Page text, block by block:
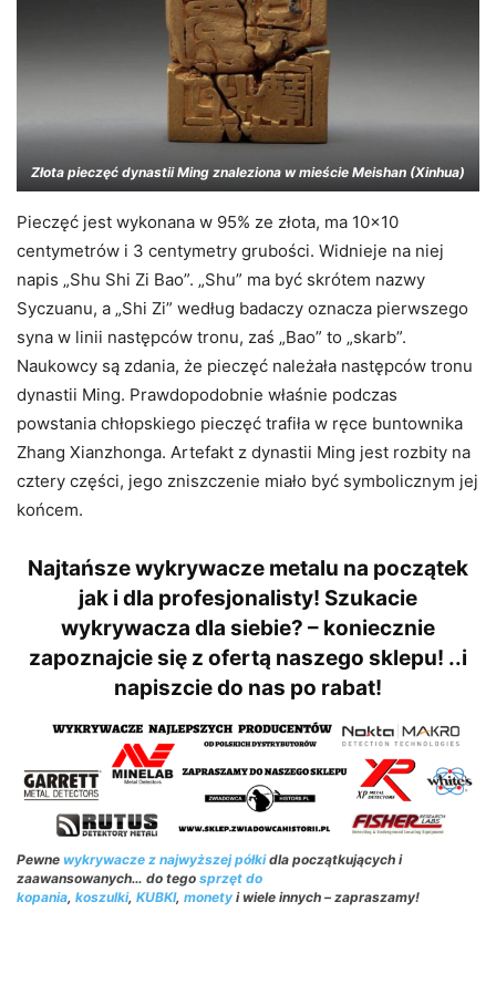
Złota pieczęć dynastii Ming znaleziona w mieście Meishan (Xinhua)
Pieczęć jest wykonana w 95% ze złota, ma 10×10
centymetrów i 3 centymetry grubości. Widnieje na niej
napis „Shu Shi Zi Bao”. „Shu” ma być skrótem nazwy
Syczuanu, a „Shi Zi” według badaczy oznacza pierwszego
syna w linii następców tronu, zaś „Bao” to „skarb”.
Naukowcy są zdania, że pieczęć należała następców tronu
dynastii Ming. Prawdopodobnie właśnie podczas
powstania chłopskiego pieczęć trafiła w ręce buntownika
Zhang Xianzhonga. Artefakt z dynastii Ming jest rozbity na
cztery części, jego zniszczenie miało być symbolicznym jej
końcem.
Najtańsze wykrywacze metalu na początek
jak i dla profesjonalisty! Szukacie
wykrywacza dla siebie? – koniecznie
zapoznajcie się z ofertą naszego sklepu! ..i
napiszcie do nas po rabat!
Pewne wykrywacze z najwyższej półkidla początkujących i
zaawansowanych… do tego sprzęt do
kopania, koszulki, KUBKI, monety i wiele innych – zapraszamy!